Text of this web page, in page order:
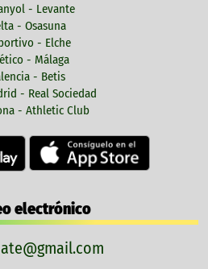
- Levante
- Osasuna
- Elche
- Málaga
- Betis
- Real Sociedad
- Athletic Club
electrónico